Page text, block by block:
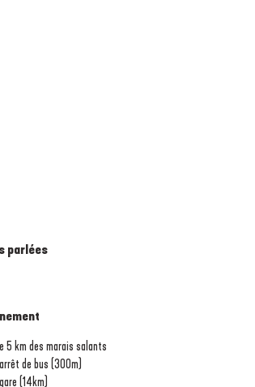
parlées
parlées
5 km des marais salants
de bus (300m)
(14km)